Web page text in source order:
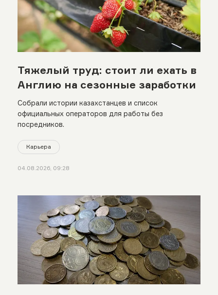
Тяжелый труд: стоит ли ехать в
Англию на сезонные заработки
Собрали истории казахстанцев и список
официальных операторов для работы без
посредников.
Карьера
04.08.2026, 09:28